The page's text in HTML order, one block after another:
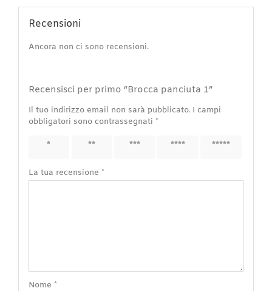
Recensioni
Ancora non ci sono recensioni.
Recensisci per primo “Brocca panciuta 1”
Il tuo indirizzo email non sarà pubblicato. I campi
obbligatori sono contrassegnati *
1 stella 2 stelle 3 stelle 4 stelle 5 stelle
La tua recensione *
Nome *